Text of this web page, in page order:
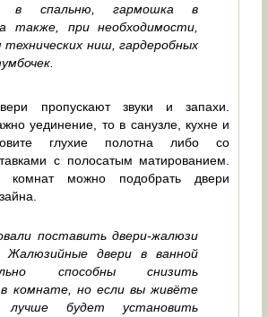
в спальню, гармошка в
а также, при необходимости,
ниш, гардеробных
пропускают звуки и запахи.
уединение, то в санузле, кухне и
глухие полотна либо со
с полосатым матированием.
комнат можно подобрать двери
поставить двери-жалюзи
Жалюзийные двери в ванной
способны снизить
комнате, но если вы живёте
будет установить